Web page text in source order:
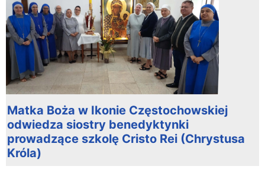
Matka Boża w Ikonie Częstochowskiej
odwiedza siostry benedyktynki
prowadzące szkolę Cristo Rei (Chrystusa
Króla)